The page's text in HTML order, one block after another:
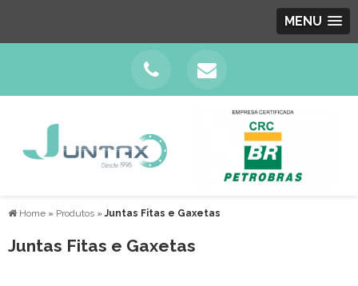
MENU
Home » Produtos »Juntas Fitas e Gaxetas
Juntas Fitas e Gaxetas